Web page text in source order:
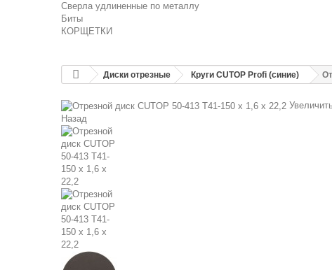
Сверла удлиненные по металлу
Биты
КОРЩЕТКИ
Диски отрезные Круги CUTOP Profi (синие)
Увеличить
Назад